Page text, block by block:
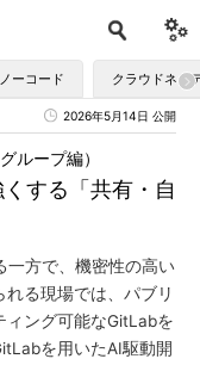
ーコード クラウドネイ
2026年5月14日 公開
する「共有・自
ループ編）
一方で、機密性の高い
る現場では、パブリ
ィング可能なGitLabを
を用いたAI駆動開